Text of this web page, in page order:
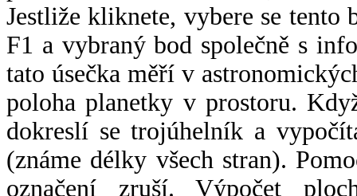
Jestliže kliknete, vybere se tento
F1 a vybraný bod společně s
tato úsečka měří v
poloha planetky v prostoru.
dokreslí se trojúhelník a
(známe délky všech stran).
označení zruší. Výpočet